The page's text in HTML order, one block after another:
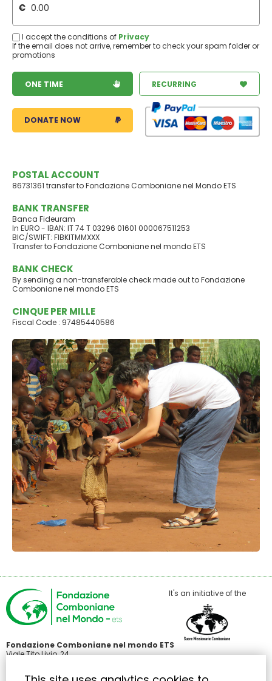
€
I accept the conditions of Privacy
If the email does not arrive, remember to check your spam folder or
promotions
ONE TIME RECURRING
DONATE NOW
POSTAL ACCOUNT
86731361 transfer to Fondazione Comboniane nel Mondo ETS
BANK TRANSFER
Banca Fideuram
In EURO - IBAN: IT 74 T 03296 01601 000067511253
BIC/SWIFT: FIBKITMMXXX
Transfer to Fondazione Comboniane nel mondo ETS
BANK CHECK
By sending a non-transferable check made out to Fondazione
Comboniane nel mondo ETS
CINQUE PER MILLE
Fiscal Code : 97485440586
It's an initiative of the
Fondazione Comboniane nel mondo ETS
Viale Tito Livio, 24